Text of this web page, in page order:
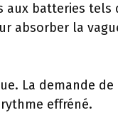
aux batteries tels
absorber la
La demande
effréné.